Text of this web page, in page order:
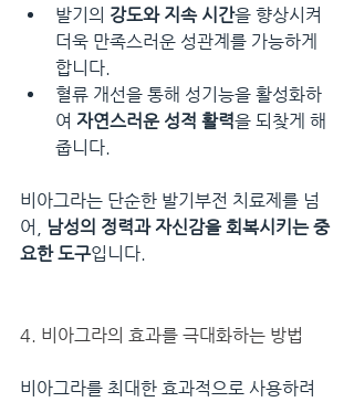
발기의 강도와 지속 시간을 향상시켜
더욱 만족스러운 성관계를 가능하게
합니다.
혈류 개선을 통해 성기능을 활성화하
여 자연스러운 성적 활력을 되찾게 해
줍니다.
비아그라는 단순한 발기부전 치료제를 넘
어,
남성의 정력과 자신감을 회복시키는 중
요한 도구입니다.
4. 비아그라의 효과를 극대화하는 방법
비아그라를 최대한 효과적으로 사용하려